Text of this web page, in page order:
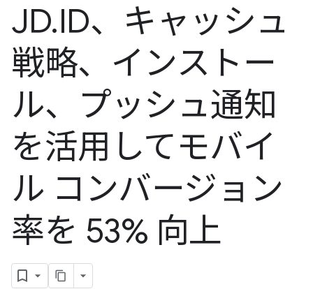
JD.ID、キャッシュ
戦略、インストー
ル、プッシュ通知
を活用してモバイ
ル コンバージョン
率を 53% 向上